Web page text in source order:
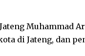
Muhammad
di Jateng, dan